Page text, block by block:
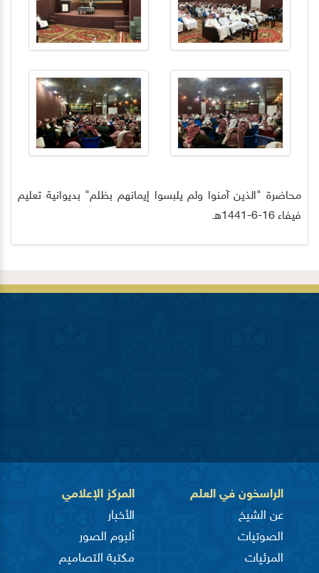
محاضرة "الذين آمنوا ولم يلبسوا إيمانهم بظلم" بديوانية تعليم
فيفاء 16-6-1441هـ
الراسخون في العلم
عن الشيخ
الصوتيات
المرئيات
المركز الإعلامي
الأخبار
ألبوم الصور
مكتبة التصاميم